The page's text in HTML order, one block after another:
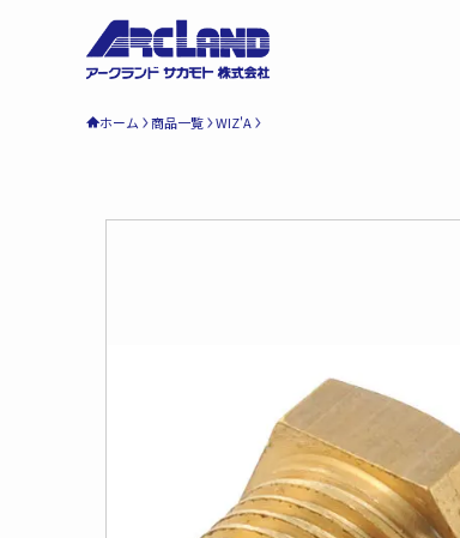
ホーム 商品一覧 WIZ'A